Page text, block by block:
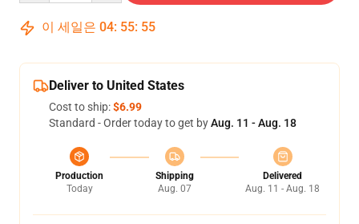
이 세일은 04: 55: 54
Deliver to United States
Cost to ship:$6.99
Standard - Order today to get byAug. 11 - Aug. 18
Production
Today
Shipping
Aug. 07
Delivered
Aug. 11 - Aug. 18